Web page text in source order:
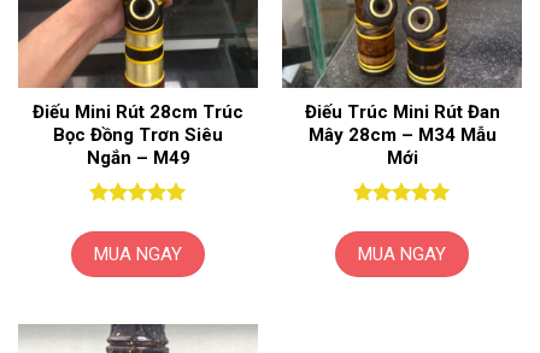
chọn
có
thể
được
chọn
trên
trang
sản
tùy
chọn
có
thể
được
chọn
trên
trang
phẩm
Điếu Mini Rút 28cm Trúc
Bọc Đồng Trơn Siêu
Ngắn – M49
sao
MUA NGAY
Điếu Trúc Mini Rút Đan
Mây 28cm – M34 Mẫu
Mới
sao
MUA NGAY